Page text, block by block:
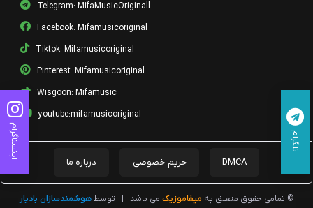
Telegram: MifaMusicOriginall
Facebook: Mifamusicoriginal
Tiktok: Mifamusicoriginal
Pinterest: Mifamusicoriginal
Wisgoon: Mifamusic
youtube:mifamusicoriginal
DMCA حریم خصوصی درباره ما
© تمامی حقوق متعلق به میفاموزیک می باشد توسطهوشمندسازان بادیار
اینستاگرام تلگرام